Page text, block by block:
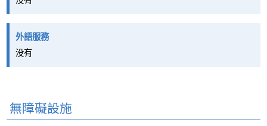
外語服務
没有
無障礙設施